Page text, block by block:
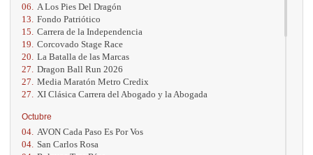
06.
A Los Pies Del Dragón
13. Fondo Patriótico
15. Carrera de la Independencia
19. Corcovado Stage Race
20. La Batalla de las Marcas
27. Dragon Ball Run 2026
27. Media Maratón Metro Credix
27.
XI Clásica Carrera del Abogado y la Abogada
Octubre
04. AVON Cada Paso Es Por Vos
04. San Carlos Rosa